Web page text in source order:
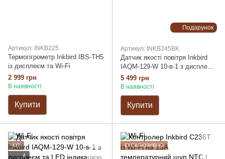
Артикул: INKB225
Термогігрометр Inkbird IBS-TH5
із дисплеєм та Wi-Fi
2 999 грн
В наявності
Купити
Подарунок
Артикул: INKB245BK
Датчик якості повітря Inkbird
IAQM-129-W 10-в-1 з дисплеєм
та LED індикацією чорний
5 499 грн
В наявності
Купити
ХІТ
4
ЕКСКЛЮЗИВНО